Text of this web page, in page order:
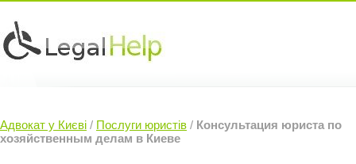
Судовий Адвокат »
Контакти »
Адвокат у Києві / Послуги юристів / Консультация юриста по
хозяйственным делам в Киеве